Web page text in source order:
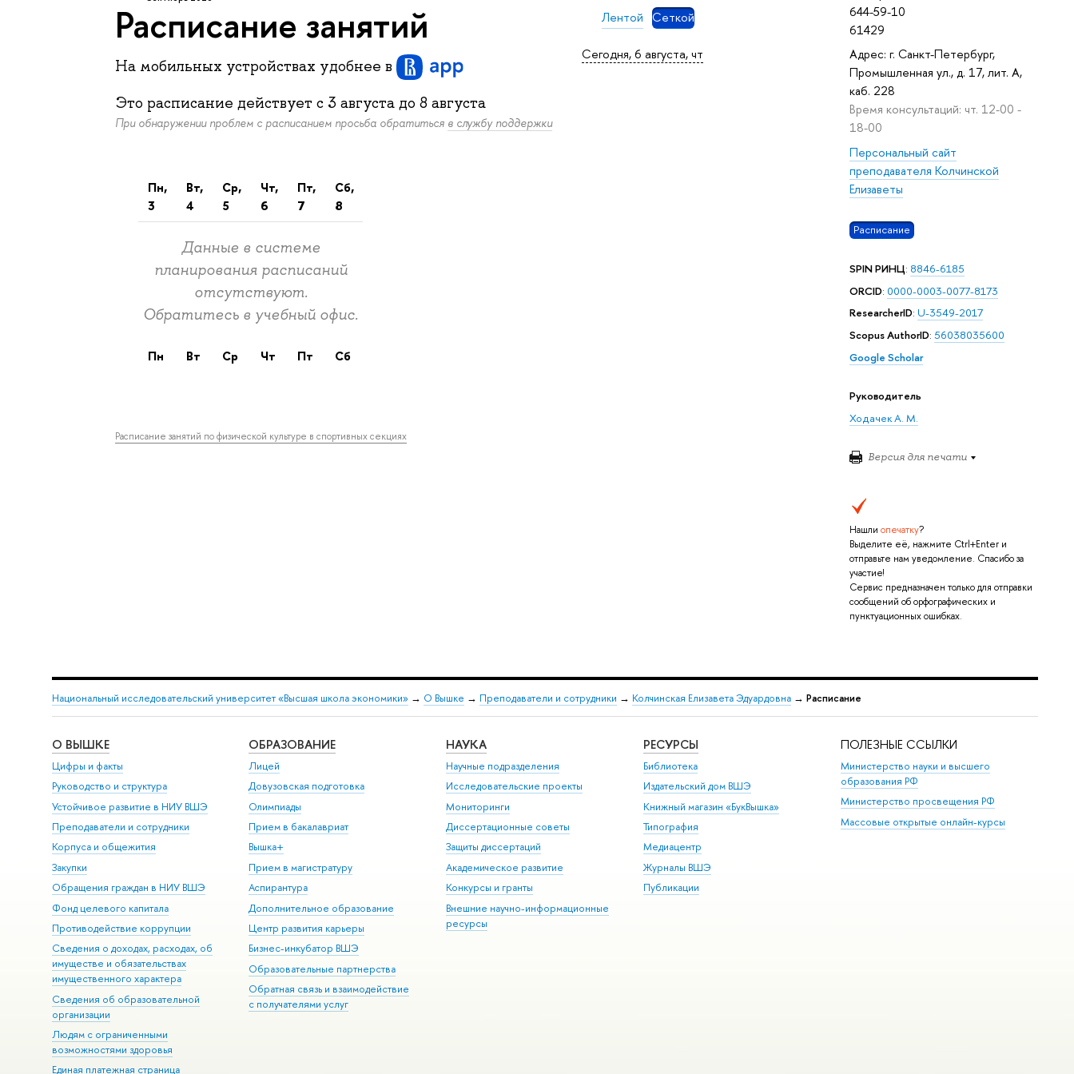
644-59-10
61429
Адрес: г. Санкт-Петербург,
Промышленная ул., д. 17, лит. А,
каб. 228
Время консультаций: чт. 12-00 -
18-00
Персональный сайт
преподавателя Колчинской
Елизаветы
Расписание
SPIN РИНЦ: 8846-6185
ORCID: 0000-0003-0077-8173
ResearcherID: U-3549-2017
Scopus AuthorID: 56038035600
Google Scholar
Руководитель
Ходачек А. М.
Версия для печати
Нашли опечатку?
Выделите её, нажмите Ctrl+Enter и
отправьте нам уведомление. Спасибо за
участие!
Сервис предназначен только для отправки
сообщений об орфографических и
пунктуационных ошибках.
Лентой Сеткой
Сегодня, 6 августа, чт
Расписание занятий
На мобильных устройствах удобнеев
Это расписание действует c 3 августа до8 августа
При обнаружении проблем с расписанием просьба обратиться в службу поддержки
пн,
3
вт,
4
ср,
5
чт,
6
пт,
7
сб,
8
Данные в системе
планирования расписаний
отсутствуют.
Обратитесь в учебный офис.
пн вт ср чт пт сб
Расписание занятий по физической культуре в спортивных секциях
Национальный исследовательский университет «Высшая школа экономики» → О Вышке → Преподаватели и сотрудники → Колчинская Елизавета Эдуардовна→ Расписание
О ВЫШКЕ
Цифры и факты
Руководство и структура
Устойчивое развитие в НИУ ВШЭ
Преподаватели и сотрудники
Корпуса и общежития
Закупки
Обращения граждан в НИУ ВШЭ
Фонд целевого капитала
Противодействие коррупции
Сведения о доходах, расходах, об
имуществе и обязательствах
имущественного характера
Сведения об образовательной
организации
Людям с ограниченными
возможностями здоровья
Единая платежная страница
ОБРАЗОВАНИЕ
Лицей
Довузовская подготовка
Олимпиады
Прием в бакалавриат
Вышка+
Прием в магистратуру
Аспирантура
Дополнительное образование
Центр развития карьеры
Бизнес-инкубатор ВШЭ
Образовательные партнерства
Обратная связь и взаимодействие
с получателями услуг
НАУКА
Научные подразделения
Исследовательские проекты
Мониторинги
Диссертационные советы
Защиты диссертаций
Академическое развитие
Конкурсы и гранты
Внешние научно-информационные
ресурсы
РЕСУРСЫ
Библиотека
Издательский дом ВШЭ
Книжный магазин «БукВышка»
Типография
Медиацентр
Журналы ВШЭ
Публикации
ПОЛЕЗНЫЕ ССЫЛКИ
Министерство науки и высшего
образования РФ
Министерство просвещения РФ
Массовые открытые онлайн-курсы